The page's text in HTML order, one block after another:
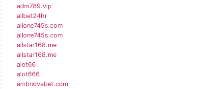
adm789.vip
allbet24hr
allone745s.com
allone745s.com
allstar168.me
allstar168.me
alot66
alot666
ambnovabet.com